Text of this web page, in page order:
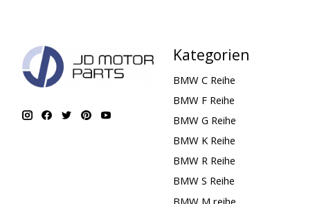
Kategorien
BMW C Reihe
BMW F Reihe
BMW G Reihe
BMW K Reihe
BMW R Reihe
BMW S Reihe
BMW M reihe